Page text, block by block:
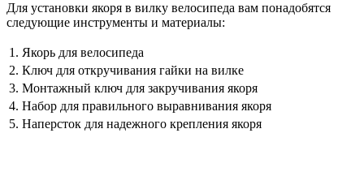
Для установки якоря в вилку велосипеда вам понадобятся
следующие инструменты и материалы:
1. Якорь для велосипеда
2. Ключ для откручивания гайки на вилке
3. Монтажный ключ для закручивания якоря
4. Набор для правильного выравнивания якоря
5. Наперсток для надежного крепления якоря